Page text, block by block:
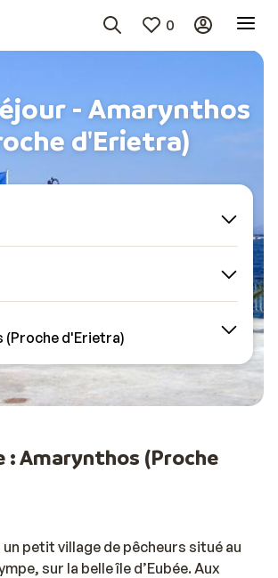
0
- Amarynthos
d'Erietra)
(Proche d'Erietra)
: Amarynthos (Proche
petit village de pêcheurs situé au
sur la belle île d’Eubée. Aux